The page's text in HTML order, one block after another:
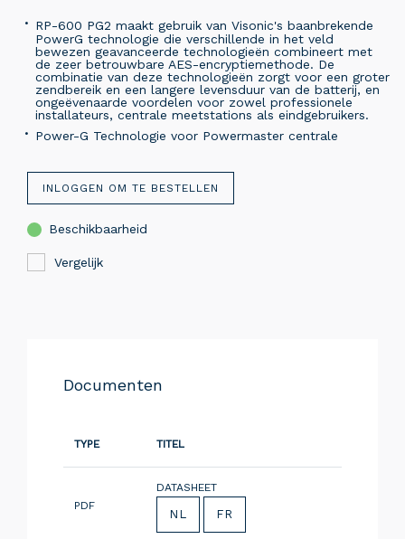
RP-600 PG2 maakt gebruik van Visonic's baanbrekende
PowerG technologie die verschillende in het veld
bewezen geavanceerde technologieën combineert met
de zeer betrouwbare AES-encryptiemethode. De
combinatie van deze technologieën zorgt voor een groter
zendbereik en een langere levensduur van de batterij, en
ongeëvenaarde voordelen voor zowel professionele
installateurs, centrale meetstations als eindgebruikers.
Power-G Technologie voor Powermaster centrale
INLOGGEN OM TE BESTELLEN
Beschikbaarheid
Vergelijk
Documenten
TYPE TITEL
PDF
DATASHEET
NL FR